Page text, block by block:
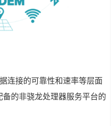
连接的可靠性和速率等层面
的非骁龙处理器服务平台的